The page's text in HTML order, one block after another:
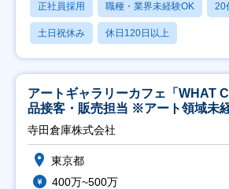
正社員採用 職種・業界未経験OK 20
土日祝休み 休日120日以上
アートギャラリーカフェ「WHAT
品接客・販売担当 ※アート領域未
寺田倉庫株式会社
東京都
400万~500万